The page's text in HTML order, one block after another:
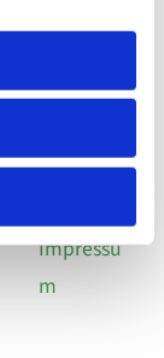
Datensch
Datensch
Social
Impressu
m